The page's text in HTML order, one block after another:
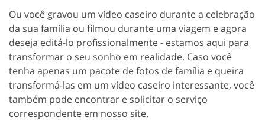
Ou você gravou um vídeo caseiro durante a celebração
da sua família ou filmou durante uma viagem e agora
deseja editá-lo profissionalmente - estamos aqui para
transformar o seu sonho em realidade. Caso você
tenha apenas um pacote de fotos de família e queira
transformá-las em um vídeo caseiro interessante, você
também pode encontrar e solicitar o serviço
correspondente em nosso site.